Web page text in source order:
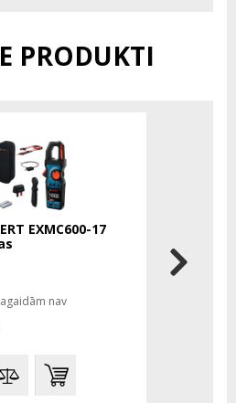
PRODUKTI
EXMC600-17
nav